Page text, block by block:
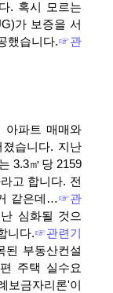
. 혹시 모르는
가 보증을 서
했습니다.☞관
아파트 매매와
습니다. 지난
3.3㎡당 2159
고 합니다. 전
같은데…☞관
심화될 것으
니다.☞관련기
된 부동산컨설
주택 실수요
보금자리론'이